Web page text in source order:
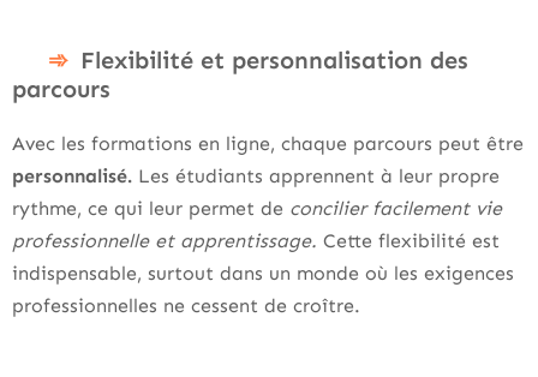
Flexibilité et personnalisation des
parcours
Avec les formations en ligne, chaque parcours peut être
personnalisé. Les étudiants apprennent à leur propre
rythme, ce qui leur permet de concilier facilement vie
professionnelle et apprentissage. Cette flexibilité est
indispensable, surtout dans un monde où les exigences
professionnelles ne cessent de croître.